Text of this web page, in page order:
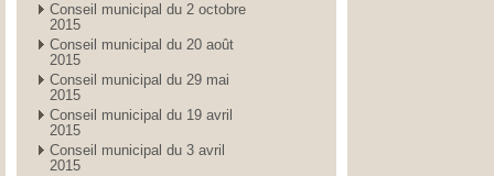
Conseil municipal du 2 octobre
2015
Conseil municipal du 20 août
2015
Conseil municipal du 29 mai
2015
Conseil municipal du 19 avril
2015
Conseil municipal du 3 avril
2015